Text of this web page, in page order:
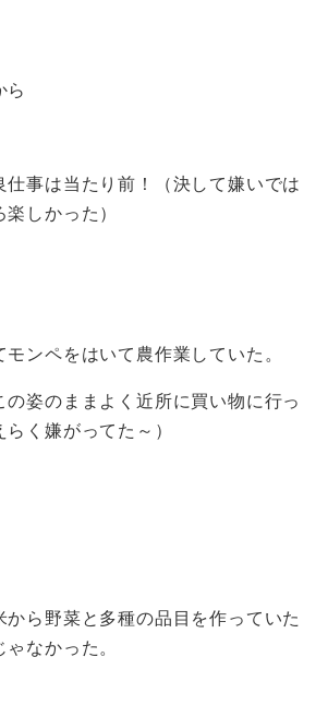
ら
仕事は当たり前！（決して嫌いでは
しかった）
ンペをはいて農作業していた。
の姿のままよく近所に買い物に行っ
く嫌がってた～）
から野菜と多種の品目を作っていた
なかった。